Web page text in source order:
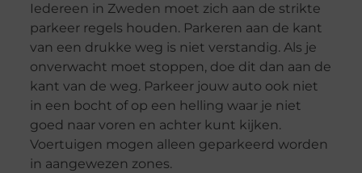
Iedereen in Zweden moet zich aan de strikte
parkeer regels houden. Parkeren aan de kant
van een drukke weg is niet verstandig. Als je
onverwacht moet stoppen, doe dit dan aan de
kant van de weg. Parkeer jouw auto ook niet
in een bocht of op een helling waar je niet
goed naar voren en achter kunt kijken.
Voertuigen mogen alleen geparkeerd worden
in aangewezen zones.